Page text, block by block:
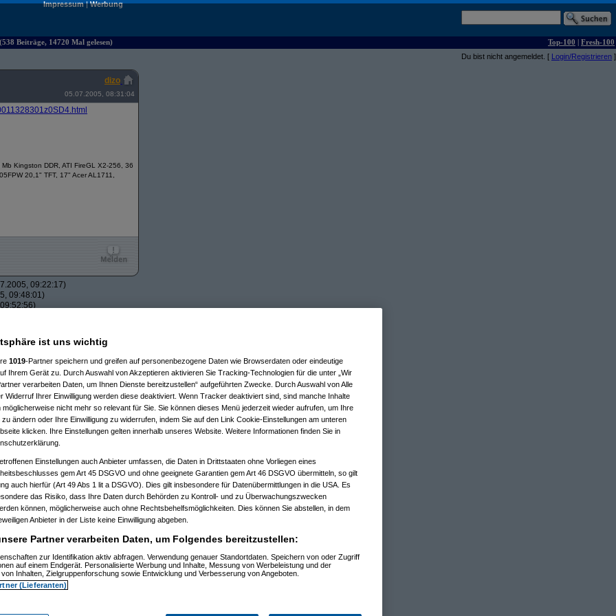
Impressum|Werbung
Beiträge, 14720 Mal gelesen) Top-100 | Fresh-100
Du bist nicht angemeldet. [ Login/Registrieren ]
dizo
05.07.2005, 08:31:04
Kingston DDR, ATI FireGL X2-256, 36
20,1" TFT, 17" Acer AL1711,
09:22:17)
09:48:01)
10:58:07)
11:00:59)
11:04:47)
11:06:24)
11:26:58)
11:27:37)
11:29:33)
11:30:58)
ist uns wichtig
1019-Partner speichern und greifen auf personenbezogene Daten wie Browserdaten oder eindeutige
Ihrem Gerät zu. Durch Auswahl von Akzeptieren aktivieren Sie Tracking-Technologien für die unter „Wir
verarbeiten Daten, um Ihnen Dienste bereitzustellen“ aufgeführten Zwecke. Durch Auswahl von Alle
Widerruf Ihrer Einwilligung werden diese deaktiviert. Wenn Tracker deaktiviert sind, sind manche Inhalte
möglicherweise nicht mehr so relevant für Sie. Sie können dieses Menü jederzeit wieder aufrufen, um Ihre
zu ändern oder Ihre Einwilligung zu widerrufen, indem Sie auf den Link Cookie-Einstellungen am unteren
klicken. Ihre Einstellungen gelten innerhalb unseres Website. Weitere Informationen finden Sie in
Einstellungen auch Anbieter umfassen, die Daten in Drittstaaten ohne Vorliegen eines
gem Art 45 DSGVO und ohne geeignete Garantien gem Art 46 DSGVO übermitteln, so gilt
auch hierfür (Art 49 Abs 1 lit a DSGVO). Dies gilt insbesondere für Datenübermittlungen in die USA. Es
das Risiko, dass Ihre Daten durch Behörden zu Kontroll- und zu Überwachungszwecken
können, möglicherweise auch ohne Rechtsbehelfsmöglichkeiten. Dies können Sie abstellen, in dem
Anbieter in der Liste keine Einwilligung abgeben.
Partner verarbeiten Daten, um Folgendes bereitzustellen:
zur Identifikation aktiv abfragen. Verwendung genauer Standortdaten. Speichern von oder Zugriff
auf einem Endgerät. Personalisierte Werbung und Inhalte, Messung von Werbeleistung und der
Inhalten, Zielgruppenforschung sowie Entwicklung und Verbesserung von Angeboten.
(Lieferanten)